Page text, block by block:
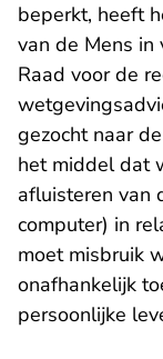
beperkt, heeft
van de Mens in
Raad voor de
gezocht naar
het middel dat
afluisteren van
computer) in
moet misbruik
onafhankelijk
persoonlijke